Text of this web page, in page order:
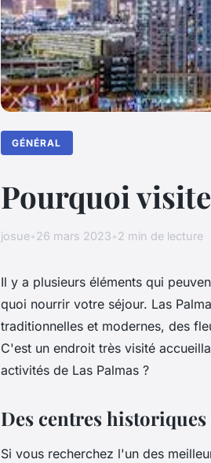
GÉNÉRAL
Pourquoi
josue•26 mars 2023•2 min de lecture
Il y a plusieurs éléments qui
quoi nourrir votre séjour. Las
traditionnelles et modernes, des
C'est un endroit très visité
activités de Las Palmas ?
Des centres
Si vous recherchez l'un des